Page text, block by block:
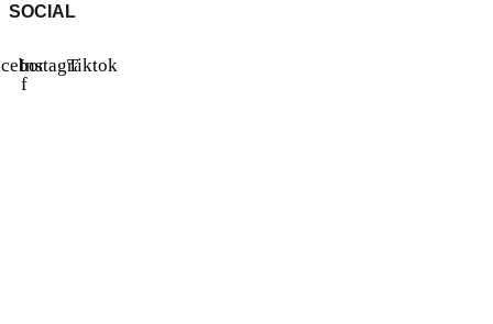
SOCIAL
f
Instagram
Tiktok